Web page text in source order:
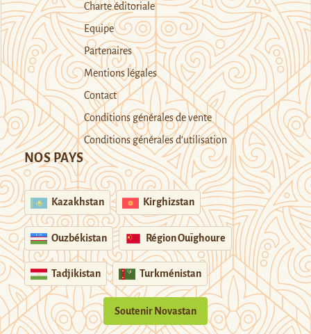
Charte éditoriale
Equipe
Partenaires
Mentions légales
Contact
Conditions générales de vente
Conditions générales d’utilisation
NOS PAYS
Kazakhstan Kirghizstan
Ouzbékistan Région Ouïghoure
Tadjikistan Turkménistan
Soutenir Novastan